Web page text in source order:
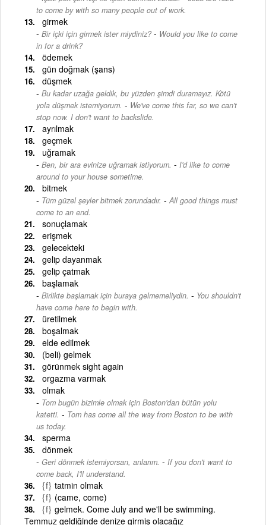
to come by with so many people out of work.
girmek
Bir içki için girmek ister miydiniz? - Would you like to come
in for a drink?
ödemek
gün doğmak (şans)
düşmek
Bu kadar uzağa geldik, bu yüzden şimdi duramayız. Kötü
yola düşmek istemiyorum. - We've come this far, so we can't
stop now. I don't want to backslide.
ayrılmak
geçmek
uğramak
Ben, bir ara evinize uğramak istiyorum. - I'd like to come
around to your house sometime.
bitmek
Tüm güzel şeyler bitmek zorundadır. - All good things must
come to an end.
sonuçlamak
erişmek
gelecekteki
gelip dayanmak
gelip çatmak
başlamak
Birlikte başlamak için buraya gelmemeliydin. - You shouldn't
have come here to begin with.
üretilmek
boşalmak
elde edilmek
(beli) gelmek
görünmek sight again
orgazma varmak
olmak
Tom bugün bizimle olmak için Boston'dan bütün yolu
katetti. - Tom has come all the way from Boston to be with
us today.
sperma
dönmek
Geri dönmek istemiyorsan, anlarım. - If you don't want to
come back, I'll understand.
{f} tatmin olmak
{f} (came, come)
{f} gelmek. Come July and we'll be swimming.
Temmuz geldiğinde denize girmiş olacağız